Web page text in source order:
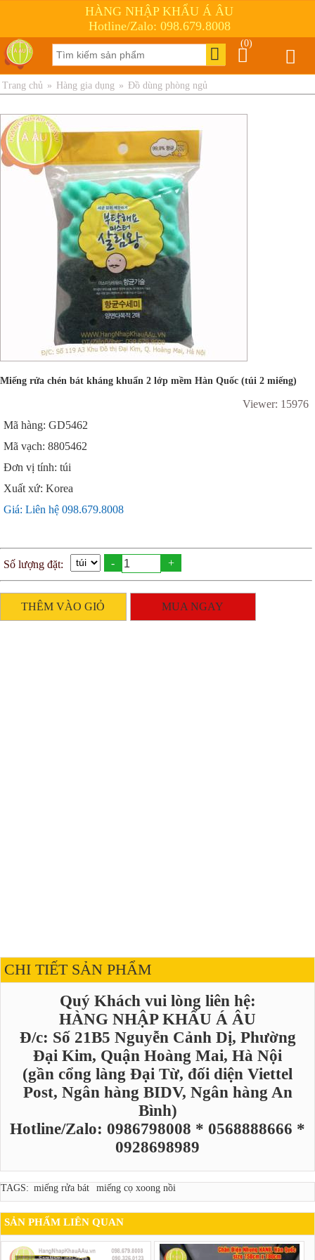
HÀNG NHẬP KHẨU Á ÂU
Hotline/Zalo: 098.679.8008
(0)
Trang chủ » Hàng gia dụng » Đồ dùng phòng ngủ
Miếng rửa chén bát kháng khuẩn 2 lớp mềm Hàn Quốc (túi 2 miếng)
Viewer: 15976
Mã hàng: GD5462
Mã vạch: 8805462
Đơn vị tính: túi
Xuất xứ: Korea
Giá: Liên hệ 098.679.8008
Số lượng đặt: - +
THÊM VÀO GIỎ MUA NGAY
CHI TIẾT SẢN PHẨM
Quý Khách vui lòng liên hệ:
HÀNG NHẬP KHẨU Á ÂU
Đ/c: Số 21B5 Nguyễn Cảnh Dị, Phường
Đại Kim, Quận Hoàng Mai, Hà Nội
(gần cổng làng Đại Từ, đối diện Viettel
Post, Ngân hàng BIDV, Ngân hàng An
Bình)
Hotline/Zalo: 0986798008 * 0568888666 *
0928698989
TAGS: miếng rửa bát miếng cọ xoong nồi
SẢN PHẨM LIÊN QUAN